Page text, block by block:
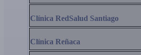
Clínica RedSalud Santiago
Clínica Reñaca